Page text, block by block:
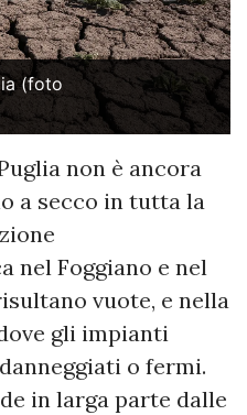
(foto
non è ancora
a secco in tutta la
nel Foggiano e nel
vuote, e nella
gli impianti
o fermi.
in larga parte dalle